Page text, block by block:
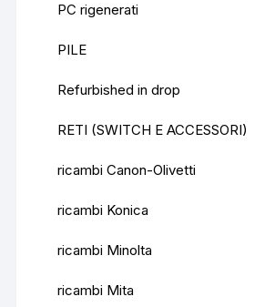
PC rigenerati
PILE
Refurbished in drop
RETI (SWITCH E ACCESSORI)
ricambi Canon-Olivetti
ricambi Konica
ricambi Minolta
ricambi Mita